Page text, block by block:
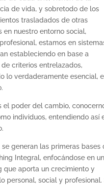
de vida, y sobretodo de los
trasladados de otras
en nuestro entorno social,
estamos en
estableciendo en base a
criterios entrelazados,
lo verdaderamente esencial,
el poder del cambio,
individuos, entendiendo así
se generan las primeras bases
Integral, enfocándose en un
que aporta un crecimiento y
personal, social y profesional.